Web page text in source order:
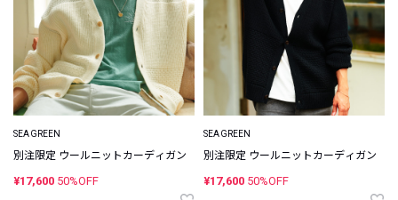
SEAGREEN
別注限定 ウールニットカーディガン
¥17,600 50%OFF
SEAGREEN
別注限定 ウールニットカーディガン
¥17,600 50%OFF